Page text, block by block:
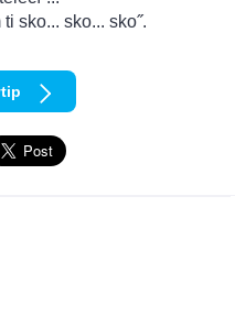
sko... sko... sko˝.